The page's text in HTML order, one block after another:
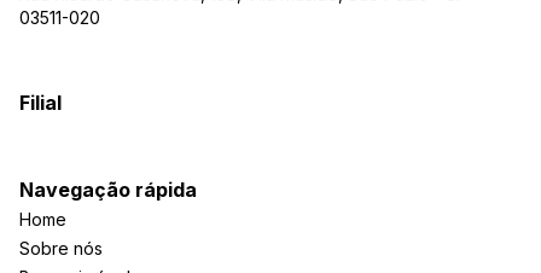
03511-020
Filial
Navegação rápida
Home
Sobre nós